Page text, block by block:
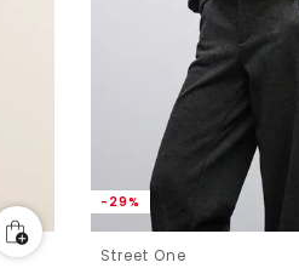
-29%
Street One